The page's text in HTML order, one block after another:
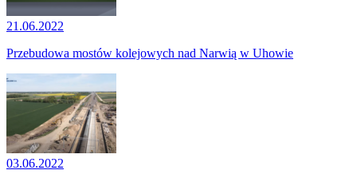
21.06.2022
Przebudowa mostów kolejowych nad Narwią w Uhowie
03.06.2022